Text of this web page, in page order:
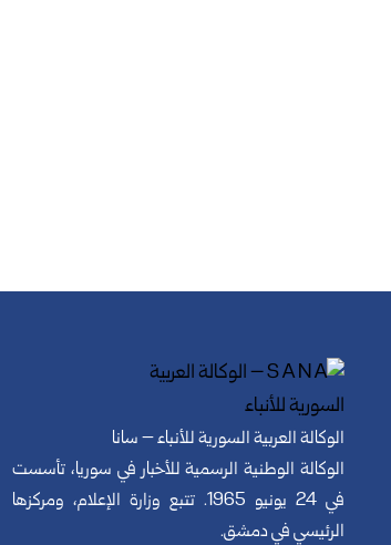
الوكالة العربية السورية للأنباء – سانا
الوكالة الوطنية الرسمية للأخبار في سوريا، تأسست
في 24 يونيو 1965. تتبع وزارة الإعلام، ومركزها
الرئيسي في دمشق.